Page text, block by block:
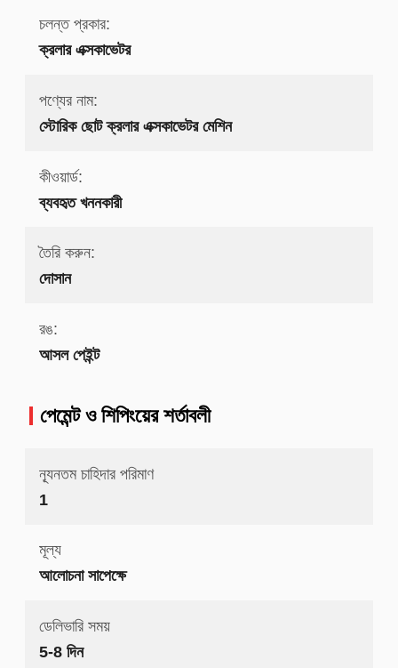
চলন্ত প্রকার:
ক্রলার এক্সকাভেটর
পণ্যের নাম:
স্টোরিক ছোট ক্রলার এক্সকাভেটর মেশিন
কীওয়ার্ড:
ব্যবহৃত খননকারী
তৈরি করুন:
দোসান
রঙ:
আসল পেইন্ট
পেমেন্ট ও শিপিংয়ের শর্তাবলী
ন্যূনতম চাহিদার পরিমাণ
1
মূল্য
আলোচনা সাপেক্ষে
ডেলিভারি সময়
5-8 দিন